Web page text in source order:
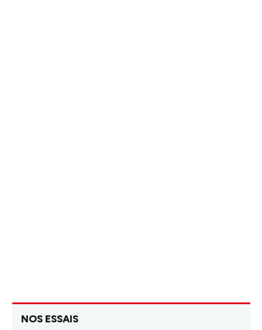
NOS ESSAIS